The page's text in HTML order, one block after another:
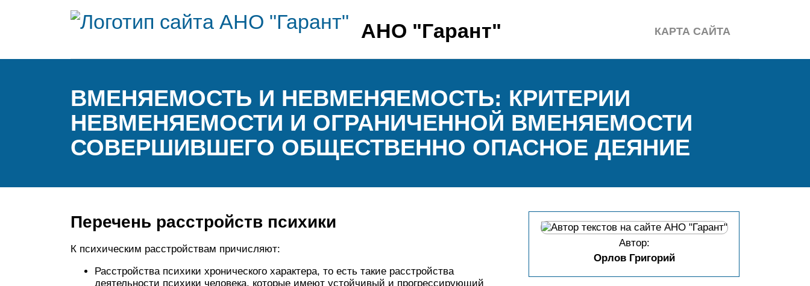
АНО "Гарант" КАРТА САЙТА
ВМЕНЯЕМОСТЬ И НЕВМЕНЯЕМОСТЬ: КРИТЕРИИ
НЕВМЕНЯЕМОСТИ И ОГРАНИЧЕННОЙ ВМЕНЯЕМОСТИ
СОВЕРШИВШЕГО ОБЩЕСТВЕННО ОПАСНОЕ ДЕЯНИЕ
Перечень расстройств психики
К психическим расстройствам причисляют:
Расстройства психики хронического характера, то есть такие расстройства
деятельности психики человека, которые имеют устойчивый и прогрессирующий
Автор:
Орлов Григорий